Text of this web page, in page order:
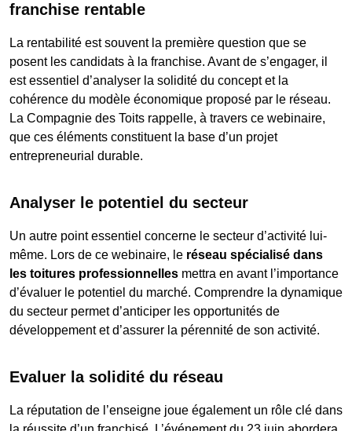
franchise rentable
La rentabilité est souvent la première question que se
posent les candidats à la franchise. Avant de s’engager, il
est essentiel d’analyser la solidité du concept et la
cohérence du modèle économique proposé par le réseau.
La Compagnie des Toits rappelle, à travers ce webinaire,
que ces éléments constituent la base d’un projet
entrepreneurial durable.
Analyser le potentiel du secteur
Un autre point essentiel concerne le secteur d’activité lui-
même. Lors de ce webinaire, le réseau spécialisé dans
les toitures professionnelles mettra en avant l’importance
d’évaluer le potentiel du marché. Comprendre la dynamique
du secteur permet d’anticiper les opportunités de
développement et d’assurer la pérennité de son activité.
Evaluer la solidité du réseau
La réputation de l’enseigne joue également un rôle clé dans